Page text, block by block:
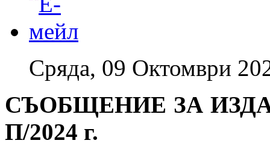
Сряда, 09 Октомври
СЪОБЩЕНИЕ ЗА
П/2024 г.